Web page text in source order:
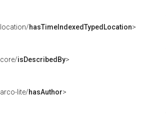
hasTimeIndexedTypedLocation>
isDescribedBy>
lite/hasAuthor>